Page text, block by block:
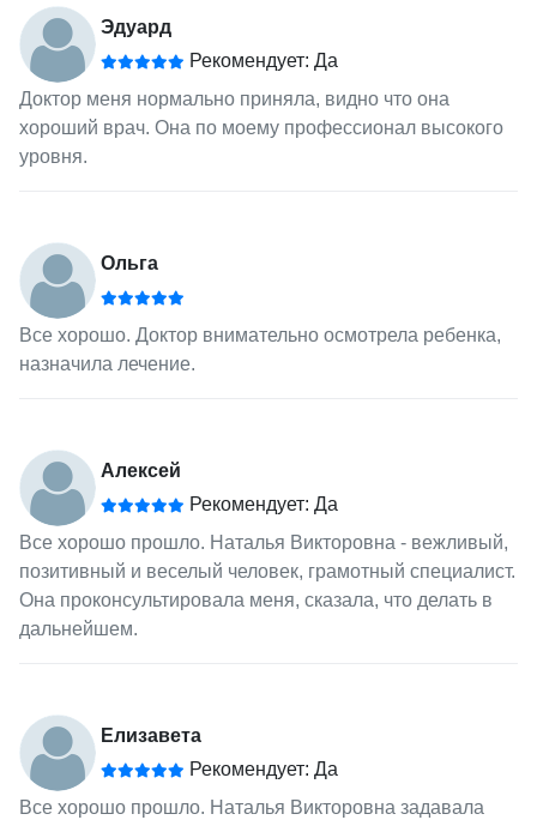
Эдуард
Рекомендует: Да
Доктор меня нормально приняла, видно что она
хороший врач. Она по моему профессионал высокого
уровня.
Ольга
Все хорошо. Доктор внимательно осмотрела ребенка,
назначила лечение.
Алексей
Рекомендует: Да
Все хорошо прошло. Наталья Викторовна - вежливый,
позитивный и веселый человек, грамотный специалист.
Она проконсультировала меня, сказала, что делать в
дальнейшем.
Елизавета
Рекомендует: Да
Все хорошо прошло. Наталья Викторовна задавала